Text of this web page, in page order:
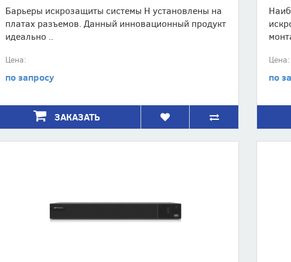
Барьеры искрозащиты системы H установлены на
платах разъемов. Данный инновационный продукт
идеально ..
Цена:
по запросу
ЗАКАЗАТЬ
Цена:
по